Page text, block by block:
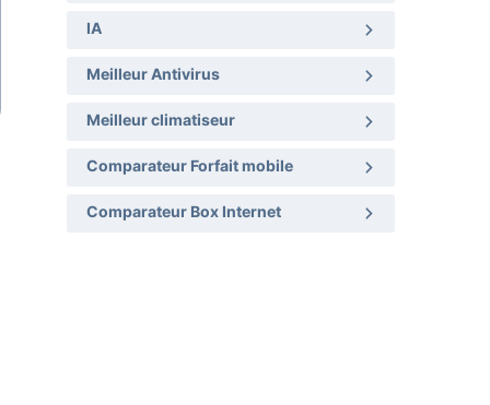
IA
Meilleur Antivirus
Meilleur climatiseur
Comparateur Forfait mobile
Comparateur Box Internet